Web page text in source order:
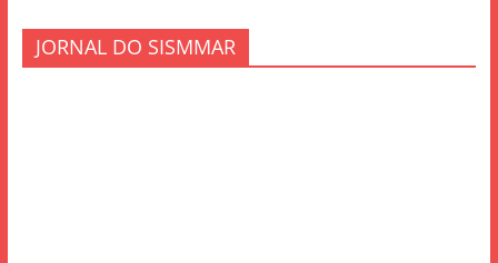
JORNAL DO SISMMAR